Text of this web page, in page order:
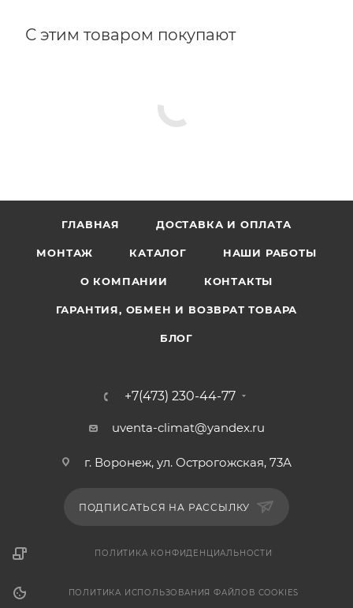
С этим товаром покупают
ГЛАВНАЯ ДОСТАВКА И ОПЛАТА
МОНТАЖ КАТАЛОГ НАШИ РАБОТЫ
О КОМПАНИИ КОНТАКТЫ
ГАРАНТИЯ, ОБМЕН И ВОЗВРАТ ТОВАРА
БЛОГ
+7(473) 230-44-77
uventa-climat@yandex.ru
г. Воронеж, ул. Острогожская, 73А
ПОДПИСАТЬСЯ НА РАССЫЛКУ
ПОЛИТИКА КОНФИДЕНЦИАЛЬНОСТИ
ПОЛИТИКА ИСПОЛЬЗОВАНИЯ ФАЙЛОВ COOKIES